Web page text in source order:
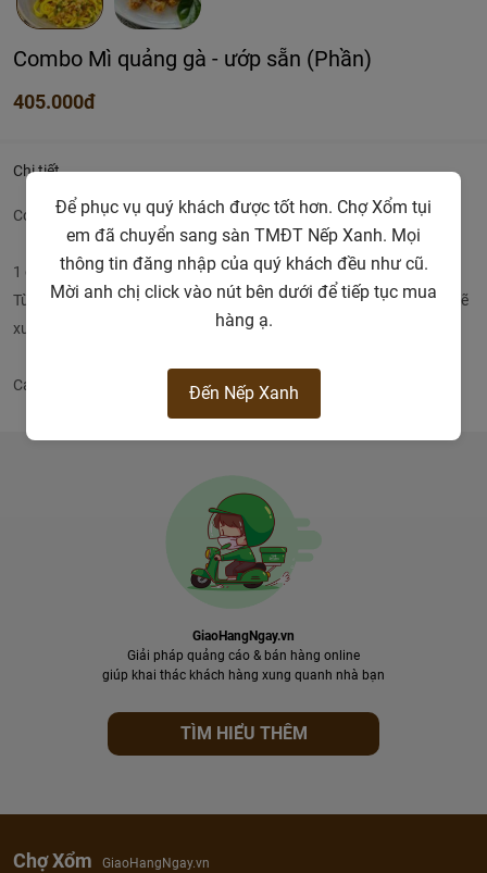
Combo Mì quảng gà - ướp sẵn (Phần)
405.000đ
Chi tiết
Combo nấu Mì quảng gà:
1 con gà tầm 1kg, gà chặt vừa và ướp gia vị, 500gr mì quảng
Tùy hôm con gà có thể lớn hơn ( dao động từ 1kg - 1.5kg), chợ em sẽ
xuất hóa đơn theo số ký con gà
Các chị mua rau ăn kèm giúp Chợ em: như cải con hay bắp cái bào
GiaoHangNgay.vn
Giải pháp quảng cáo & bán hàng online
giúp khai thác khách hàng xung quanh nhà bạn
TÌM HIỂU THÊM
Chợ Xổm GiaoHangNgay.vn
Để phục vụ quý khách được tốt hơn. Chợ Xổm tụi
em đã chuyển sang sàn TMĐT Nếp Xanh. Mọi
thông tin đăng nhập của quý khách đều như cũ.
Mời anh chị click vào nút bên dưới để tiếp tục mua
hàng ạ.
Đến Nếp Xanh